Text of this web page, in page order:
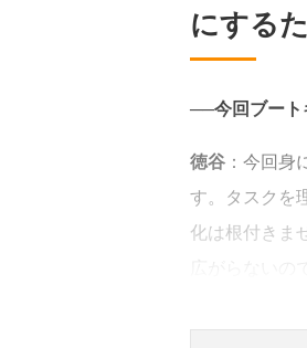
にする
──今回ブート
徳谷 ：今回
す。タスクを
化は根付きま